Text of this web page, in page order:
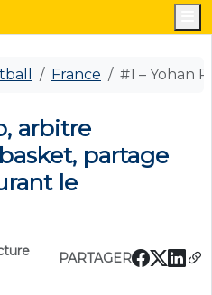
France #1 – Yohan
arbitre
partage
le
PARTAGER